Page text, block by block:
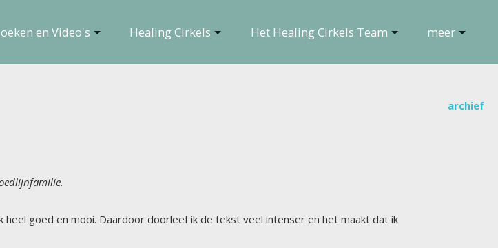
en Video's Healing Cirkels Het Healing Cirkels Team meer
archief
goed en mooi. Daardoor doorleef ik de tekst veel intenser en het maakt dat ik